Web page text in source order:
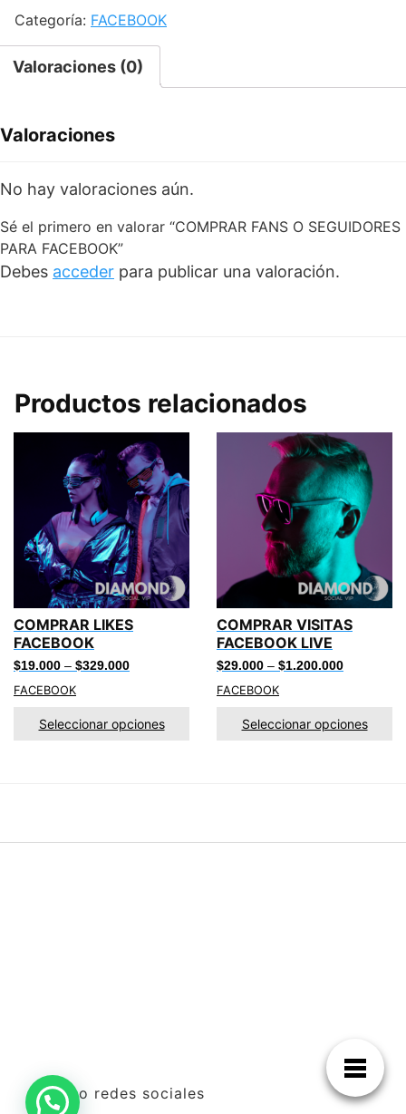
PARA
FACEBOOK
cantidad
Categoría: FACEBOOK
Valoraciones (0)
Valoraciones
No hay valoraciones aún.
Sé el primero en valorar “COMPRAR FANS O SEGUIDORES
PARA FACEBOOK”
Debes acceder para publicar una valoración.
Productos relacionados
COMPRAR LIKES
FACEBOOK
$19.000 – $329.000
FACEBOOK
Seleccionar opciones
COMPRAR VISITAS
FACEBOOK LIVE
$29.000 – $1.200.000
FACEBOOK
Seleccionar opciones
Impulso redes sociales